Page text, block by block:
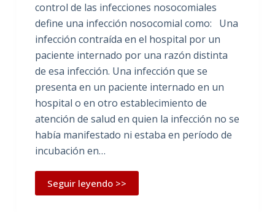
control de las infecciones nosocomiales
define una infección nosocomial como: Una
infección contraída en el hospital por un
paciente internado por una razón distinta
de esa infección. Una infección que se
presenta en un paciente internado en un
hospital o en otro establecimiento de
atención de salud en quien la infección no se
había manifestado ni estaba en período de
incubación en…
Seguir leyendo >>